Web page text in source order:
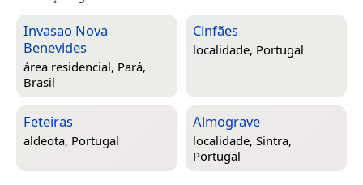
Invasao Nova
Benevides
área residencial, Pará,
Brasil
Cinfães
localidade, Portugal
Feteiras
aldeota, Portugal
Almograve
localidade, Sintra,
Portugal